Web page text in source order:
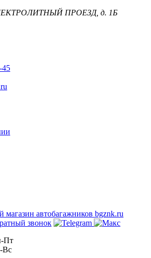
ПРОЕЗД, д. 1Б
45
звонок
Пт
Вс